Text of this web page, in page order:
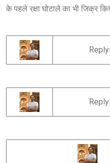
के पहले रक्षा घोटाले का भी जिक्र